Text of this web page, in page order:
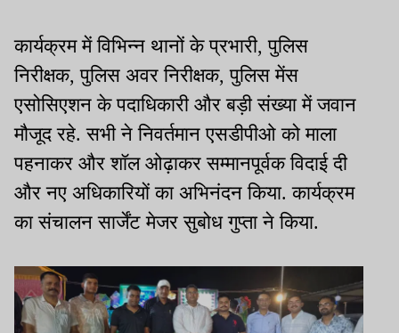
कार्यक्रम में विभिन्न थानों के प्रभारी, पुलिस
निरीक्षक, पुलिस अवर निरीक्षक, पुलिस मेंस
एसोसिएशन के पदाधिकारी और बड़ी संख्या में जवान
मौजूद रहे. सभी ने निवर्तमान एसडीपीओ को माला
पहनाकर और शॉल ओढ़ाकर सम्मानपूर्वक विदाई दी
और नए अधिकारियों का अभिनंदन किया. कार्यक्रम
का संचालन सार्जेंट मेजर सुबोध गुप्ता ने किया.